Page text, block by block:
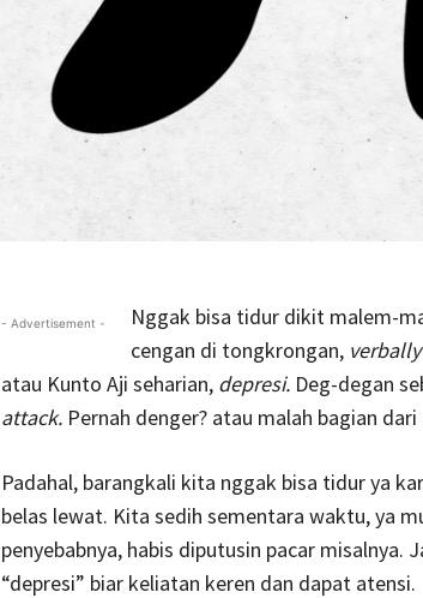
- Advertisement - Nggak bisa tidur dikit malem-
cengan di tongkrongan,
atau Kunto Aji seharian, depresi. Deg-degan
attack. Pernah denger? atau malah bagian dari
Padahal, barangkali kita nggak bisa tidur ya
belas lewat. Kita sedih sementara waktu, ya
penyebabnya, habis diputusin pacar misalnya.
“depresi” biar keliatan keren dan dapat atensi.